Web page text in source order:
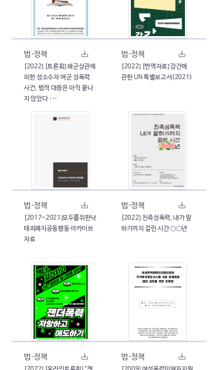
법·정책
[2022] [토론회] 해군상관에
의한 성소수자 여군 성폭력
사건, 법적 대응은 아직 끝나
지 않았다 ···
법·정책
[2022] [번역자료] 강간에
관한 UN 특별보고서(2021)
법·정책
[2017~2021]모두를위한낙
태죄폐지공동행동 아카이브
자료
법·정책
[2022] 친족성폭력, 내가 말
하기까지 걸린 시간 ○○년
법·정책 법·정책